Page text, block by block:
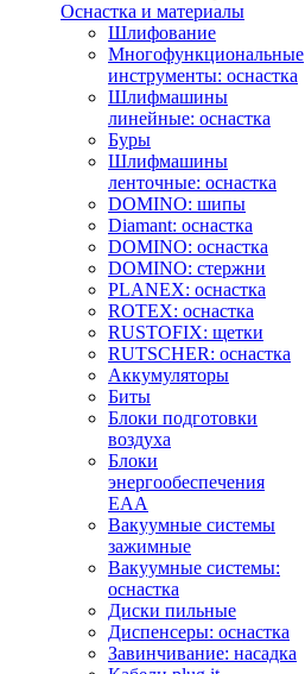
Оснастка и материалы
Шлифование
Многофункциональные
инструменты: оснастка
Шлифмашины
линейные: оснастка
Буры
Шлифмашины
ленточные: оснастка
DOMINO: шипы
Diamant: оснастка
DOMINO: оснастка
DOMINO: стержни
PLANEX: оснастка
ROTEX: оснастка
RUSTOFIX: щетки
RUTSCHER: оснастка
Аккумуляторы
Биты
Блоки подготовки
воздуха
Блоки
энергообеспечения
EAA
Вакуумные системы
зажимные
Вакуумные системы:
оснастка
Диски пильные
Диспенсеры: оснастка
Завинчивание: насадка